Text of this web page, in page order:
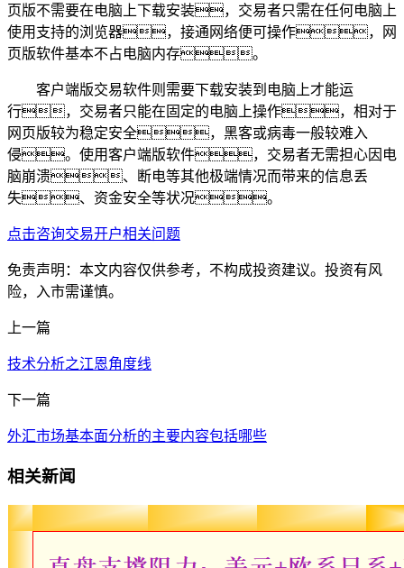
页版不需要在电脑上下载安装，交易者只需在任何电脑上
使用支持的浏览器，接通网络便可操作，网
页版软件基本不占电脑内存。
客户端版交易软件则需要下载安装到电脑上才能运
行，交易者只能在固定的电脑上操作，相对于
网页版较为稳定安全，黑客或病毒一般较难入
侵。使用客户端版软件，交易者无需担心因电
脑崩溃、断电等其他极端情况而带来的信息丢
失、资金安全等状况。
点击咨询交易开户相关问题
免责声明：本文内容仅供参考，不构成投资建议。投资有风
险，入市需谨慎。
上一篇
技术分析之江恩角度线
下一篇
外汇市场基本面分析的主要内容包括哪些
相关新闻